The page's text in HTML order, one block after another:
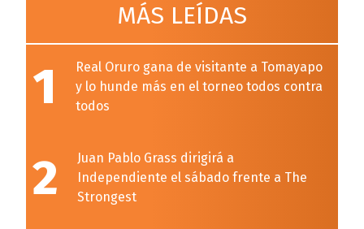
MÁS LEÍDAS
1
Real Oruro gana de visitante a Tomayapo
y lo hunde más en el torneo todos contra
todos
2
Juan Pablo Grass dirigirá a
Independiente el sábado frente a The
Strongest